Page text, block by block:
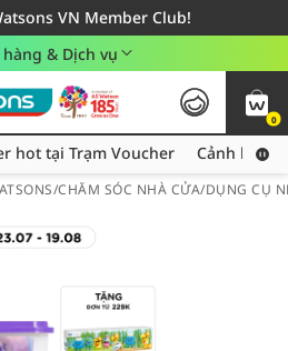
VN Member Club!
cho đơn hàng từ 249,000Đ
Áp dụng khu vực TP. Hồ Chí Minh
& Dịch vụ
0
Thu thập thêm voucher hot tại Trạm Voucher
hot tại Trạm Voucher Cảnh báo
/CHĂM SÓC NHÀ CỬA/DỤNG CỤ